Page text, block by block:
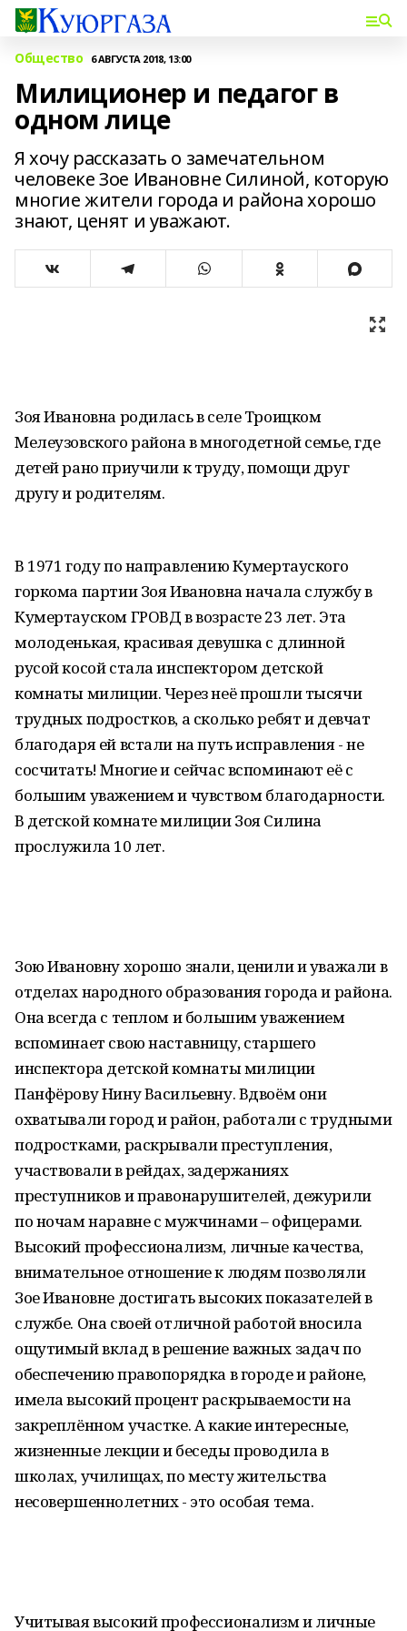
Общество 6 АВГУСТА 2018, 13:00
Милиционер и педагог в
одном лице
Я хочу рассказать о замечательном
человеке Зое Ивановне Силиной, которую
многие жители города и района хорошо
знают, ценят и уважают.
Зоя Ивановна родилась в селе Троицком
Мелеузовского района в многодетной семье, где
детей рано приучили к труду, помощи друг
другу и родителям.
В 1971 году по направлению Кумертауского
горкома партии Зоя Ивановна начала службу в
Кумертауском ГРОВД в возрасте 23 лет. Эта
молоденькая, красивая девушка с длинной
русой косой стала инспектором детской
комнаты милиции. Через неё прошли тысячи
трудных подростков, а сколько ребят и девчат
благодаря ей встали на путь исправления - не
сосчитать! Многие и сейчас вспоминают её с
большим уважением и чувством благодарности.
В детской комнате милиции Зоя Силина
прослужила 10 лет.
Зою Ивановну хорошо знали, ценили и уважали в
отделах народного образования города и района.
Она всегда с теплом и большим уважением
вспоминает свою наставницу, старшего
инспектора детской комнаты милиции
Панфёрову Нину Васильевну. Вдвоём они
охватывали город и район, работали с трудными
подростками, раскрывали преступления,
участвовали в рейдах, задержаниях
преступников и правонарушителей, дежурили
по ночам наравне с мужчинами – офицерами.
Высокий профессионализм, личные качества,
внимательное отношение к людям позволяли
Зое Ивановне достигать высоких показателей в
службе. Она своей отличной работой вносила
ощутимый вклад в решение важных задач по
обеспечению правопорядка в городе и районе,
имела высокий процент раскрываемости на
закреплённом участке. А какие интересные,
жизненные лекции и беседы проводила в
школах, училищах, по месту жительства
несовершеннолетних - это особая тема.
Учитывая высокий профессионализм и личные